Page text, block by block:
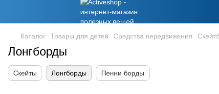
Каталог Товары для детей Средства передвижения
Лонгборды
Скейты Лонгборды Пенни борды